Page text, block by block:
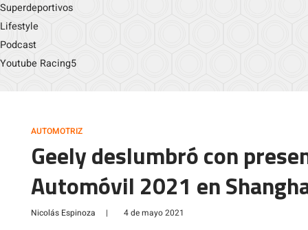
Superdeportivos
Lifestyle
Podcast
Youtube Racing5
AUTOMOTRIZ
Geely deslumbró con
Automóvil 2021 en
Nicolás Espinoza | 4 de mayo 2021